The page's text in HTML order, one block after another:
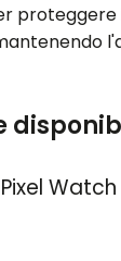
Watch